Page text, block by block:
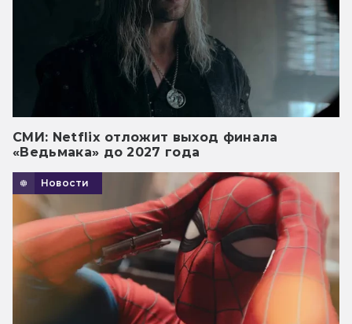
СМИ: Netflix отложит выход финала
«Ведьмака» до 2027 года
Новости